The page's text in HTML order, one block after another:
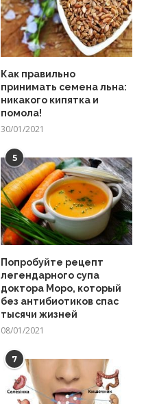
Как правильно
принимать семена льна:
никакого кипятка и
помола!
30/01/2021
5
Попробуйте рецепт
легендарного супа
доктора Моро, который
без антибиотиков спас
тысячи жизней
08/01/2021
7